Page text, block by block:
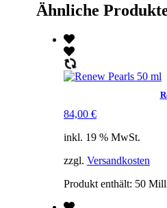
Ähnliche
84,00 €
inkl. 19 % MwSt.
zzgl. Versandkosten
Produkt enthält: 50